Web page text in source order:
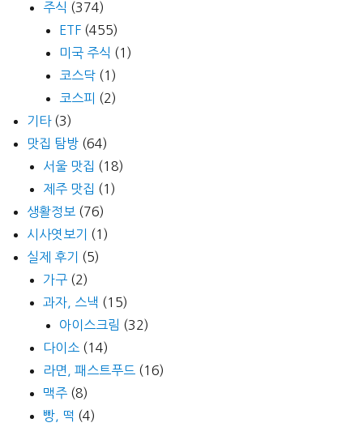
주식 (374)
ETF (455)
미국 주식 (1)
코스닥 (1)
코스피 (2)
기타(3)
맛집 탐방 (64)
서울 맛집 (18)
제주 맛집 (1)
생활정보 (76)
시사엿보기
(1)
실제 후기
(5)
가구 (2)
과자, 스낵 (15)
아이스크림 (32)
다이소 (14)
라면, 패스트푸드 (16)
맥주 (8)
빵, 떡 (4)